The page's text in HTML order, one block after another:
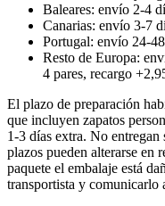
Baleares: envío 2-4
Canarias: envío 3-7
Portugal: envío 24-
Resto de Europa:
4 pares, recargo
El plazo de preparación
que incluyen zapatos
1-3 días extra. No
plazos pueden alterarse en
paquete el embalaje está
transportista y comunicarlo